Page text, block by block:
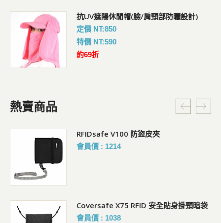
抗UV遮陽休閒帽(臉/肩頸部防曬設計)
定價 NT:850
特價 NT:590
約69折
熱賣商品
RFIDsafe V100 防盜皮夾
會員價 : 1214
Coversafe X75 RFID 安全貼身掛頸暗袋
會員價 : 1038